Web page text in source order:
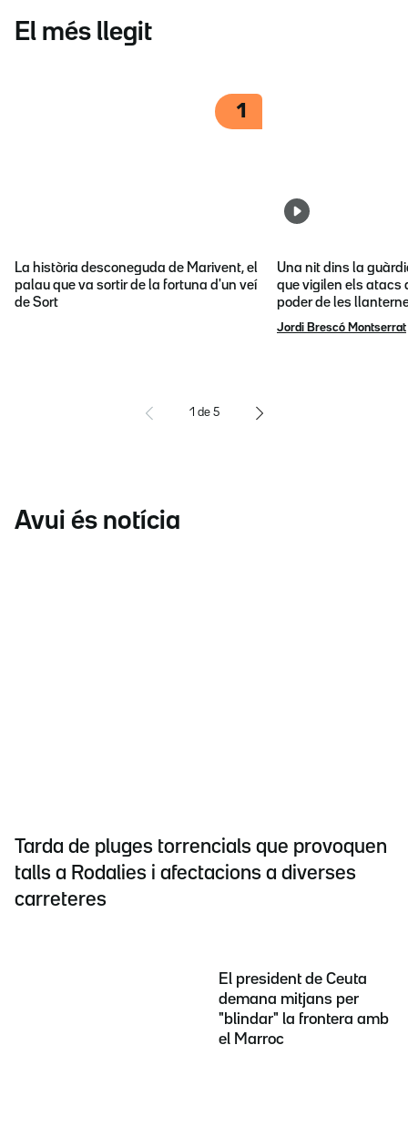
El més llegit
1
La història desconeguda de Marivent, el
palau que va sortir de la fortuna d'un veí
de Sort
Una nit dins la
que vigilen els atacs
poder de les
Jordi Brescó Montserrat
1 de 5
Avui és notícia
Tarda de pluges torrencials que provoquen
talls a Rodalies i afectacions a diverses
carreteres
El president de Ceuta
demana mitjans per
"blindar" la frontera amb
el Marroc